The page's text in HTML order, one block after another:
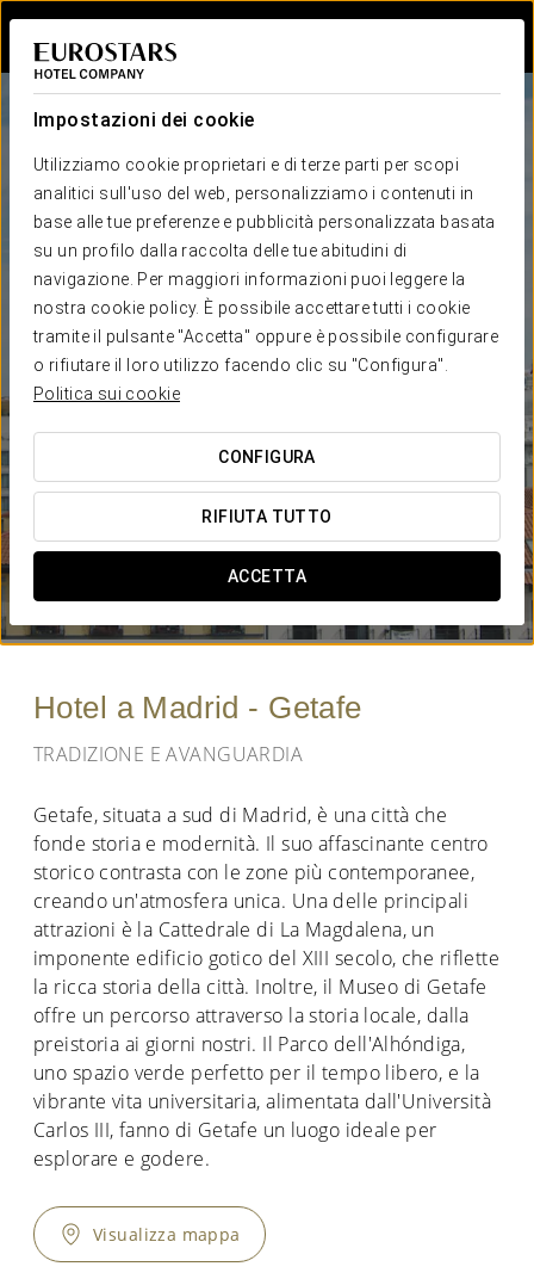
Impostazioni dei cookie
Utilizziamo cookie proprietari e di terze parti per scopi
analitici sull'uso del web, personalizziamo i contenuti in
base alle tue preferenze e pubblicità personalizzata basata
su un profilo dalla raccolta delle tue abitudini di
navigazione. Per maggiori informazioni puoi leggere la
nostra cookie policy. È possibile accettare tutti i cookie
tramite il pulsante "Accetta" oppure è possibile configurare
o rifiutare il loro utilizzo facendo clic su "Configura".
Politica sui cookie
CONFIGURA
RIFIUTA TUTTO
ACCETTA
Hotel a Madrid - Getafe
TRADIZIONE E AVANGUARDIA
Getafe, situata a sud di Madrid, è una città che
fonde storia e modernità. Il suo affascinante centro
storico contrasta con le zone più contemporanee,
creando un'atmosfera unica. Una delle principali
attrazioni è la Cattedrale di La Magdalena, un
imponente edificio gotico del XIII secolo, che riflette
la ricca storia della città. Inoltre, il Museo di Getafe
offre un percorso attraverso la storia locale, dalla
preistoria ai giorni nostri. Il Parco dell'Alhóndiga,
uno spazio verde perfetto per il tempo libero, e la
vibrante vita universitaria, alimentata dall'Università
Carlos III, fanno di Getafe un luogo ideale per
esplorare e godere.
Visualizza mappa